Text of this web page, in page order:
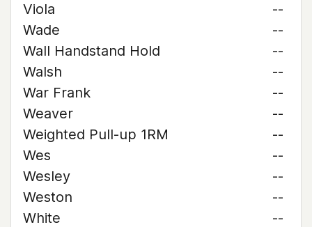
Viola
--
Wade
--
Wall Handstand Hold
--
Walsh
--
War Frank
--
Weaver
--
Weighted Pull-up 1RM
--
Wes
--
Wesley
--
Weston
--
White
--